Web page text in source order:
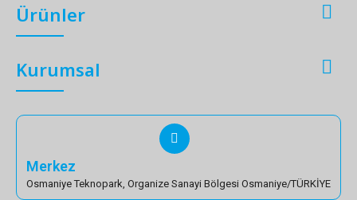
Ürünler 
Kurumsal 
Merkez
Osmaniye Teknopark, Organize Sanayi Bölgesi Osmaniye/TÜRKİYE